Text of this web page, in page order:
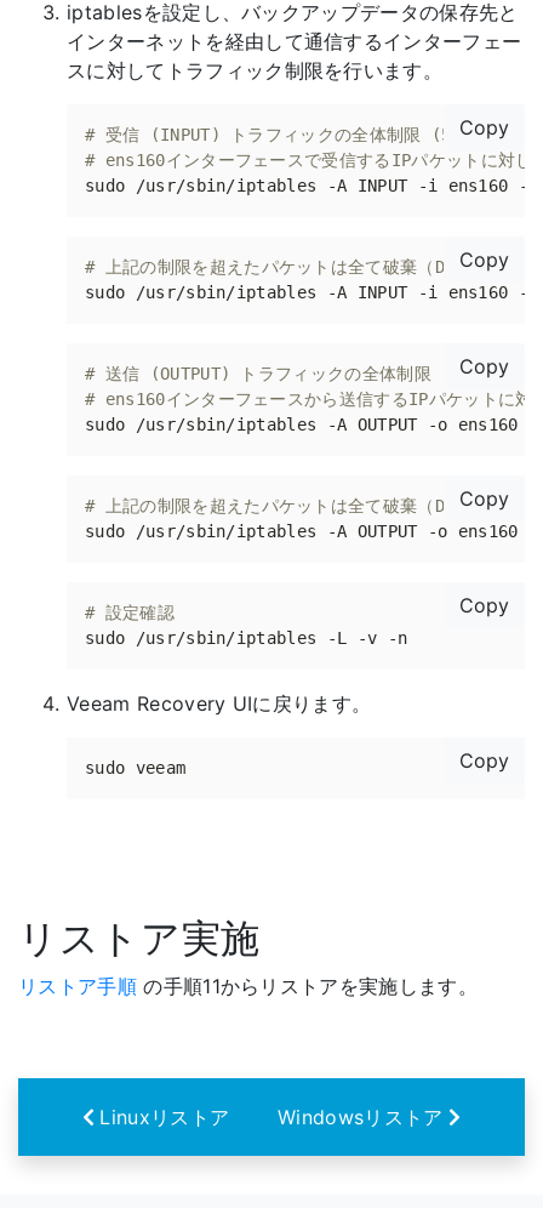
iptablesを設定し、バックアップデータの保存先と
インターネットを経由して通信するインターフェー
スに対してトラフィック制限を行います。
Copy
# 受信 (INPUT) トラフィックの全体制限 (50Mbps)
# ens160インターフェースで受信するIPパケットに対し
sudo /usr/sbin/iptables -A INPUT -i ens160
Copy
# 上記の制限を超えたパケットは全て破棄（DROP）し、
Copy
# 送信 (OUTPUT) トラフィックの全体制限 (50Mbps)
# ens160インターフェースから送信するIPパケットに対
sudo /usr/sbin/iptables -A OUTPUT -o
Copy
# 上記の制限を超えたパケットは全て破棄（DROP）し、
Copy
# 設定確認
Veeam Recovery UIに戻ります。
Copy
リストア実施
リストア手順の手順11からリストアを実施します。
Linuxリストア Windowsリストア